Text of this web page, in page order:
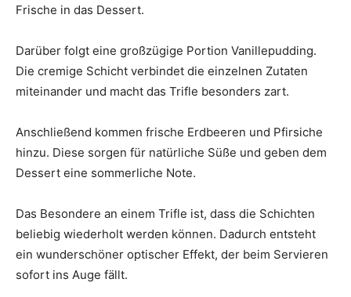
Frische in das Dessert.
Darüber folgt eine großzügige Portion Vanillepudding.
Die cremige Schicht verbindet die einzelnen Zutaten
miteinander und macht das Trifle besonders zart.
Anschließend kommen frische Erdbeeren und Pfirsiche
hinzu. Diese sorgen für natürliche Süße und geben dem
Dessert eine sommerliche Note.
Das Besondere an einem Trifle ist, dass die Schichten
beliebig wiederholt werden können. Dadurch entsteht
ein wunderschöner optischer Effekt, der beim Servieren
sofort ins Auge fällt.